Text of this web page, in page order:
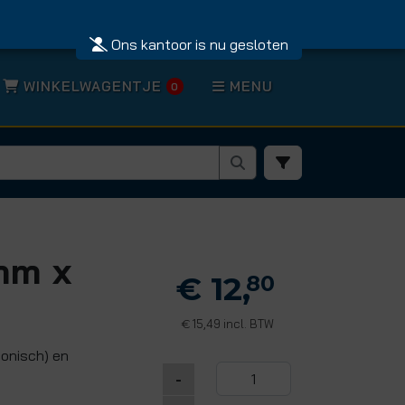
Ons kantoor is nu gesloten
WINKELWAGENTJE 0 MENU
x
en
€ 12,80
€15,49 incl. BTW
-